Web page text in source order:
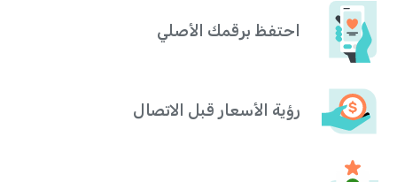
احتفظ برقمك الأصلي
رؤية الأسعار قبل الاتصال